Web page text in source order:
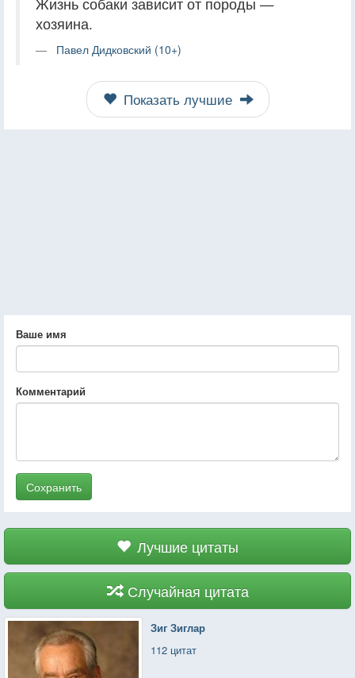
хозяина.
Павел Дидковский (10+)
Показать лучшие
Ваше имя
Комментарий
Сохранить
Лучшие цитаты
Случайная цитата
Зиг Зиглар
112 цитат